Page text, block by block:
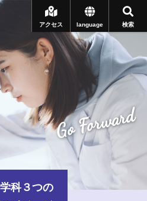
検索
language
アクセス
Go Forward
科３つの